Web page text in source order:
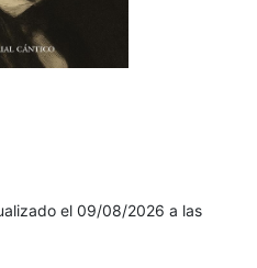
el 09/08/2026 a las